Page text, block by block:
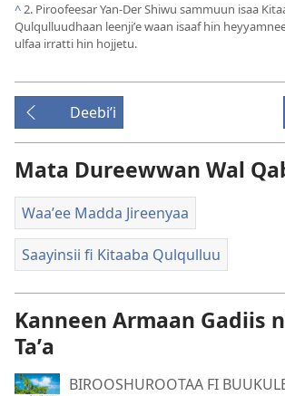
^2. Piroofeesar Yan-Der Shiwu sammuun isaa
Qulqulluudhaan leenjiʼe waan isaaf hin
ulfaa irratti hin hojjetu.
Deebiʼi
Mata Dureewwan Wal
Waaʼee Madda Jireenyaa
Saayinsii fi Kitaaba Qulqulluu
Kanneen Armaan Gadiis
Taʼa
BIROOSHUROOTAA FI